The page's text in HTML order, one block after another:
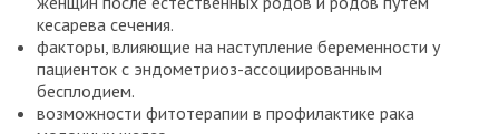
кесарева сечения.
факторы, влияющие на наступление беременности у
пациенток с эндометриоз-ассоциированным
бесплодием.
возможности фитотерапии в профилактике рака